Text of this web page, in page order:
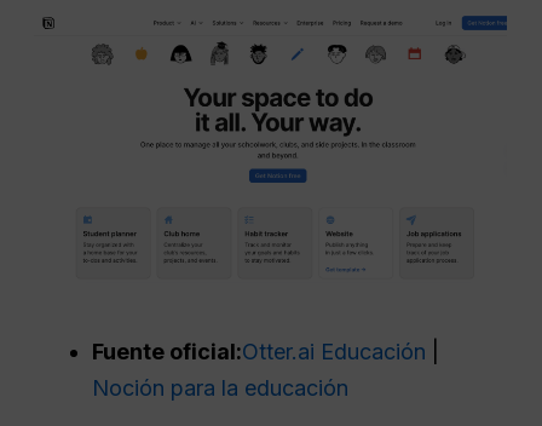
Fuente oficial:Otter.ai Educación
Noción para la educación